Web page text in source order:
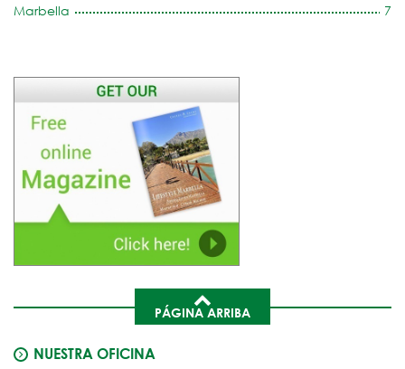
Marbella
7
PÁGINA ARRIBA
NUESTRA OFICINA